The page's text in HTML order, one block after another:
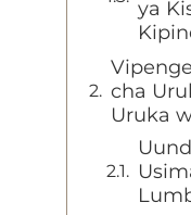
ya
cha
Uruka